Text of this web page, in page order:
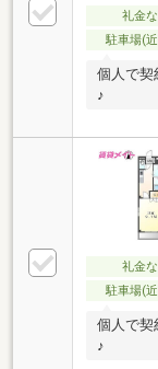
礼金
駐車場(
個人で契
♪
礼金
駐車場(
個人で契
♪